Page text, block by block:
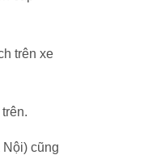
trên xe
cũng